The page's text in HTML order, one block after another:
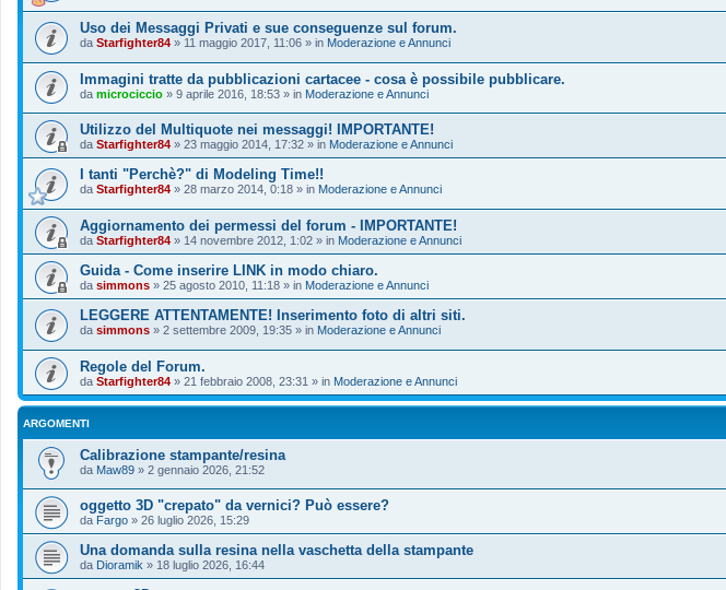
Uso dei Messaggi Privati e sue conseguenze sul forum.
da Starfighter84 » 11 maggio 2017, 11:06 » in Moderazione e Annunci
Immagini tratte da pubblicazioni cartacee - cosa è possibile pubblicare.
da microciccio » 9 aprile 2016, 18:53 » in Moderazione e Annunci
Utilizzo del Multiquote nei messaggi! IMPORTANTE!
da Starfighter84 » 23 maggio 2014, 17:32 » in Moderazione e Annunci
I tanti "Perchè?" di Modeling Time!!
da Starfighter84 » 28 marzo 2014, 0:18 » in Moderazione e Annunci
Aggiornamento dei permessi del forum - IMPORTANTE!
da Starfighter84 » 14 novembre 2012, 1:02 » in Moderazione e Annunci
Guida - Come inserire LINK in modo chiaro.
da simmons » 25 agosto 2010, 11:18 » in Moderazione e Annunci
LEGGERE ATTENTAMENTE! Inserimento foto di altri siti.
da simmons » 2 settembre 2009, 19:35 » in Moderazione e Annunci
Regole del Forum.
da Starfighter84 » 21 febbraio 2008, 23:31 » in Moderazione e Annunci
ARGOMENTI
Calibrazione stampante/resina
da Maw89 » 2 gennaio 2026, 21:52
oggetto 3D "crepato" da vernici? Può essere?
da Fargo » 26 luglio 2026, 15:29
Una domanda sulla resina nella vaschetta della stampante
da Dioramik » 18 luglio 2026, 16:44